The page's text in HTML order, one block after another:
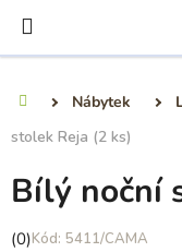
obsah
Nábytek
stolek Reja (2 ks)
Bílý noční
Průměrné
(0) 5411/CAMA